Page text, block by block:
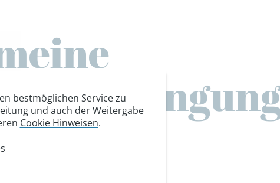
bestmöglichen Service zu
und auch der Weitergabe
Cookie Hinweisen.